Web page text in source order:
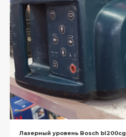
Лазерный уровень Bosch bl200cg